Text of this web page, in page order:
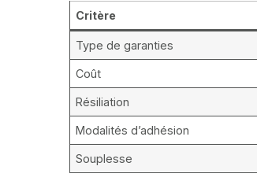
Critère
Type de garanties
Coût
Résiliation
Modalités d’adhésion
Souplesse